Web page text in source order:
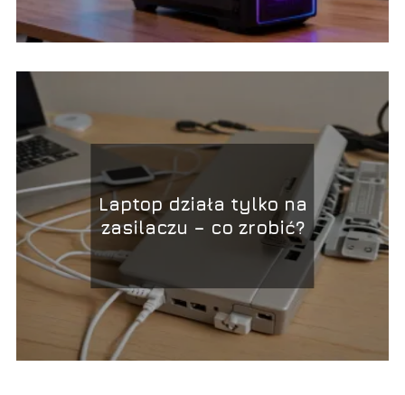
Laptop działa tylko na
zasilaczu – co zrobić?